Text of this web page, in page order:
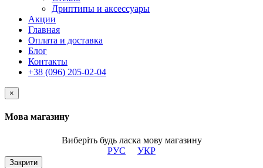
Дриптипы и аксессуары
Акции
Главная
Оплата и доставка
Блог
Контакты
+38 (096) 205-02-04
×
Мова магазину
Виберіть будь ласка мову магазину
РУС
УКР
Закрити